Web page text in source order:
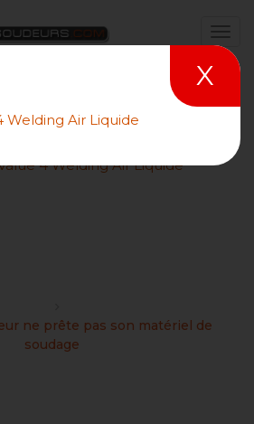
ne prête pas son matériel de
soudage
X